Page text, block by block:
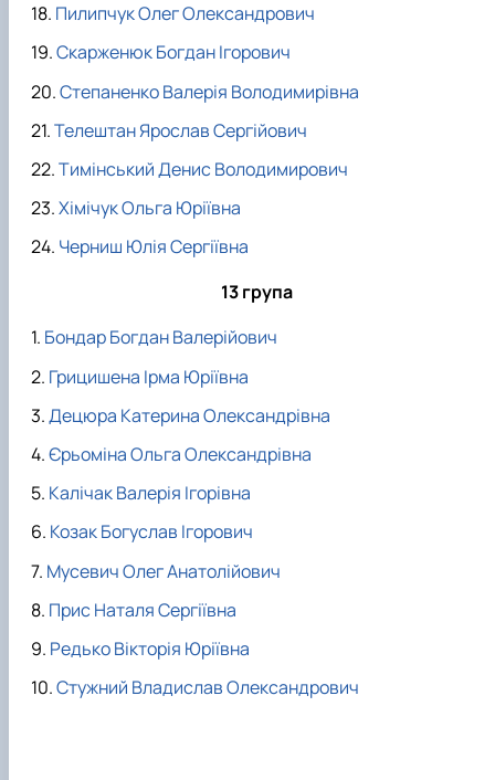
Пилипчук Олег Олександрович
Скарженюк Богдан Ігорович
Степаненко Валерія Володимирівна
Телештан Ярослав Сергійович
Тимінський Денис Володимирович
Хімічук Ольга Юріївна
Черниш Юлія Сергіївна
13 група
Бондар Богдан Валерійович
Грицишена Ірма Юріївна
Децюра Катерина Олександрівна
Єрьоміна Ольга Олександрівна
Калічак Валерія Ігорівна
Козак Богуслав Ігорович
Мусевич Олег Анатолійович
Прис Наталя Сергіївна
Редько Вікторія Юріївна
Стужний Владислав Олександрович